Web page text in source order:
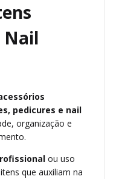
Nail
pedicures e nail
organização e
ou uso
que auxiliam na